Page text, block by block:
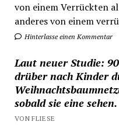
von einem Verrückten
anderes von einem
Hinterlasse einen Kommentar
Laut neuer Studie:
drüber nach Kinder
sobald sie eine sehen.
VON FLIESE